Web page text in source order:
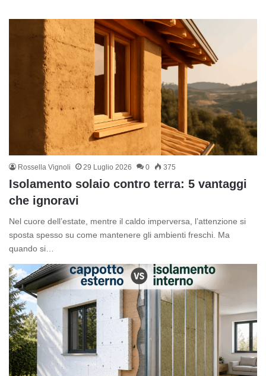
Rossella Vignoli 29 Luglio 2026 0 375
Isolamento solaio contro terra: 5 vantaggi
che ignoravi
Nel cuore dell’estate, mentre il caldo imperversa, l’attenzione si
sposta spesso su come mantenere gli ambienti freschi. Ma
quando si…